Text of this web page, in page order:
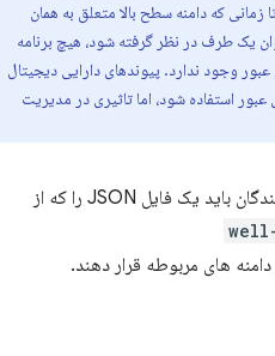
زمانی که دامنه سطح بالا متعلق به همان
یک طرف در نظر گرفته شود، هیچ برنامه
وجود ندارد. پیوندهای دارایی دیجیتال
استفاده شود، اما تاثیری در مدیریت
/
های مربوطه قرار دهند.